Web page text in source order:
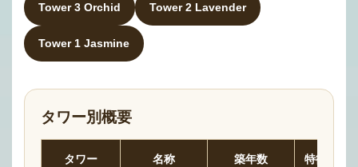
Tower 3 Orchid Tower 2 Lavender
Tower 1 Jasmine
タワー別概要
タワー 名称 築年数 特徴